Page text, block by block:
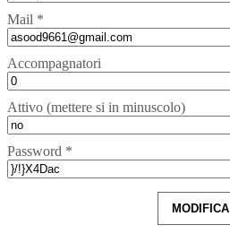
Mail *
Accompagnatori
Attivo (mettere si in minuscolo)
Password *
MODIFICA